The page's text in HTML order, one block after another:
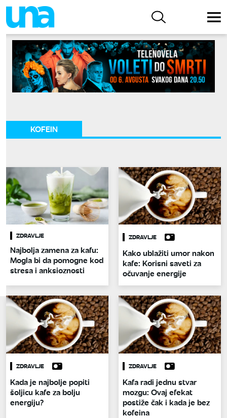
KOFEIN
ZDRAVLJE
Najbolja zamena za kafu:
Mogla bi da pomogne kod
stresa i anksioznosti
ZDRAVLJE
Kako ublažiti umor nakon
kafe: Korisni saveti za
očuvanje energije
ZDRAVLJE
Kada je najbolje popiti
šoljicu kafe za bolju
energiju?
ZDRAVLJE
Kafa radi jednu stvar
mozgu: Ovaj efekat
postiže čak i kada je bez
kofeina